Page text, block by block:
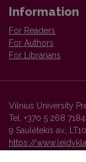
Information
For Readers
For Authors
For Librarians
Vilnius University
Tel. +370 5 268
9 Saulėtekis av.,
https://